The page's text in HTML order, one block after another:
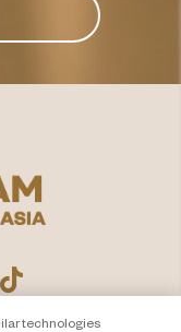
technologies